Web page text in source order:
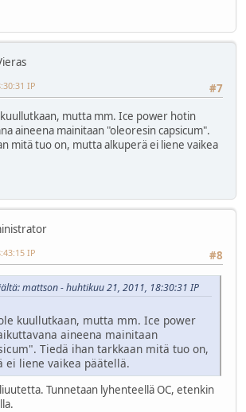
#7
IP
mutta mm. Ice power hotin
aineena mainitaan "oleoresin capsicum".
mitä tuo on, mutta alkuperä ei liene vaikea
#8
IP
mattson - huhtikuu 21, 2011, 18:30:31 IP
kuullutkaan, mutta mm. Ice power
aineena mainitaan
Tiedä ihan tarkkaan mitä tuo on,
ei liene vaikea päätellä.
Tunnetaan lyhenteellä OC, etenkin